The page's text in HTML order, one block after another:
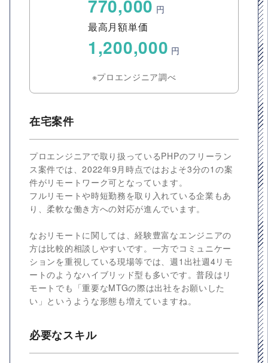
770,000 円
最高月額単価
1,200,000 円
※プロエンジニア調べ
在宅案件
プロエンジニアで取り扱っているPHPのフリーラン
ス案件では、2022年9月時点ではおよそ3分の1の案
件がリモートワーク可となっています。
フルリモートや時短勤務を取り入れている企業もあ
り、柔軟な働き方への対応が進んでいます。
なおリモートに関しては、経験豊富なエンジニアの
方は比較的相談しやすいです。一方でコミュニケー
ションを重視している現場等では、週1出社週4リモ
ートのようなハイブリッド型も多いです。普段はリ
モートでも「重要なMTGの際は出社をお願いした
い」というような形態も増えていますね。
必要なスキル